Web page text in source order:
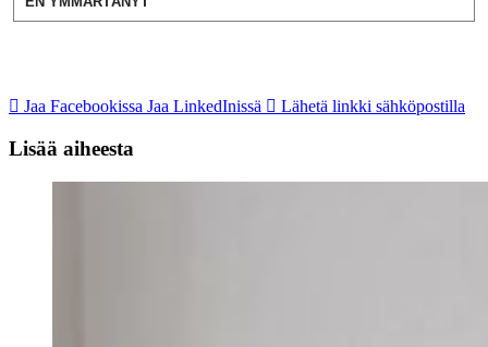
Jaa Facebookissa Jaa LinkedInissä Lähetä linkki sähköpostilla
Lisää aiheesta